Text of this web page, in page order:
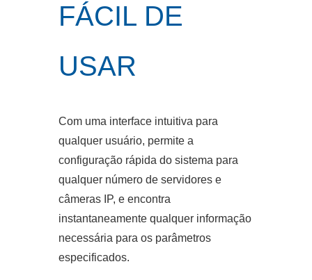
FÁCIL DE
USAR
Com uma interface intuitiva para
qualquer usuário, permite a
configuração rápida do sistema para
qualquer número de servidores e
câmeras IP, e encontra
instantaneamente qualquer informação
necessária para os parâmetros
especificados.